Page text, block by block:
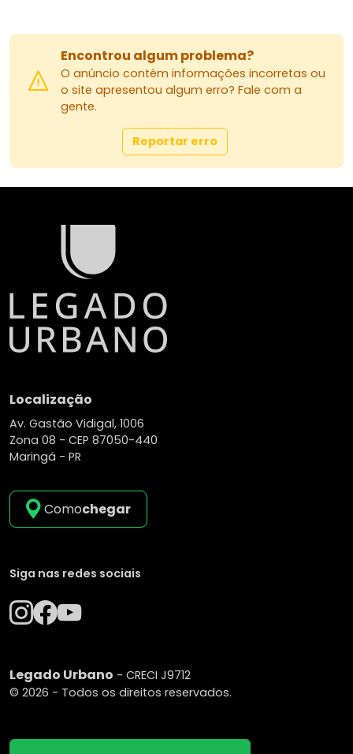
Encontrou algum problema?
O anúncio contém informações incorretas ou
o site apresentou algum erro? Fale com a
gente.
Reportar erro
Localização
Av. Gastão Vidigal, 1006
Zona 08 - CEP 87050-440
Maringá - PR
Comochegar
Siga nas redes sociais
Legado Urbano - CRECI J9712
© 2026 - Todos os direitos reservados.